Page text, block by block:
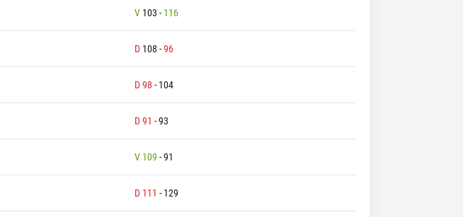
V 103 - 116
D 108 -96
D 98 - 104
D 91 -93
V 109 -91
D 111 - 129